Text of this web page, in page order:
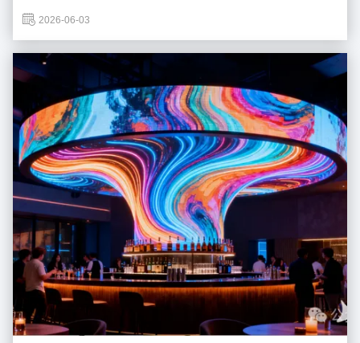
квадратных метров2. Продуктовый дизайн:Четырехсторонний
многослойный воронкообразный счетчик, удобный для трибун во
всех напра...
2026-06-03